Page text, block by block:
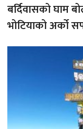
बर्दिवासको घाम
भोटियाको अर्को